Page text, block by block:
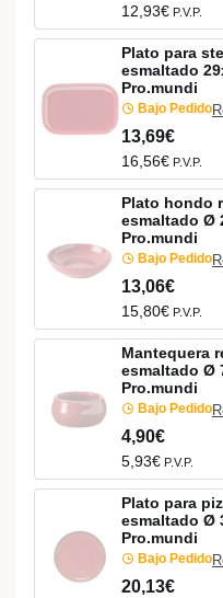
12,93€ P.V.P.
Plato para
esmaltado
Pro.mundi
Bajo Pedido
13,69€
16,56€ P.V.P.
Plato hondo
esmaltado Ø
Pro.mundi
Bajo Pedido
13,06€
15,80€ P.V.P.
Mantequera
esmaltado Ø
Pro.mundi
Bajo Pedido
4,90€
5,93€ P.V.P.
Plato para
esmaltado Ø
Pro.mundi
Bajo Pedido
20,13€